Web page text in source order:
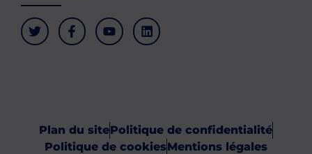
Plan du sitePolitique de confidentialité
Politique de cookiesMentions légales